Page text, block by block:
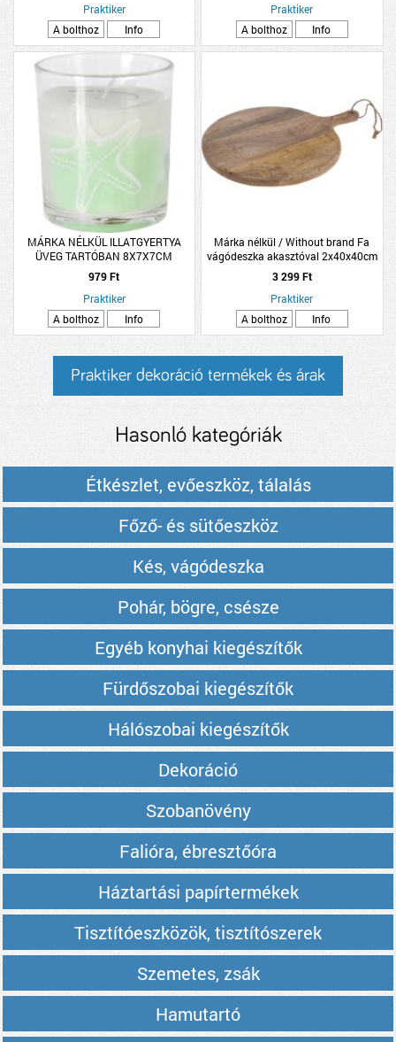
Praktiker
A bolthoz
Info
Praktiker
A bolthoz
Info
MÁRKA NÉLKÜL ILLATGYERTYA
ÜVEG TARTÓBAN 8X7X7CM
HÁROMFÉLE
979 Ft
Praktiker
A bolthoz
Info
Márka nélkül / Without brand Fa
vágódeszka akasztóval 2x40x40cm
natúr szín
3 299 Ft
Praktiker
A bolthoz
Info
Praktiker dekoráció termékek és árak
Hasonló kategóriák
Étkészlet, evőeszköz, tálalás
Főző- és sütőeszköz
Kés, vágódeszka
Pohár, bögre, csésze
Egyéb konyhai kiegészítők
Fürdőszobai kiegészítők
Hálószobai kiegészítők
Dekoráció
Szobanövény
Falióra, ébresztőóra
Háztartási papírtermékek
Tisztítóeszközök, tisztítószerek
Szemetes, zsák
Hamutartó